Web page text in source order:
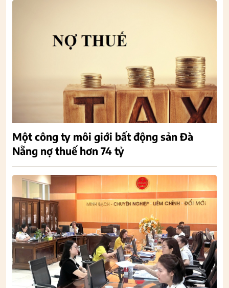
Một công ty môi giới bất động sản Đà
Nẵng nợ thuế hơn 74 tỷ